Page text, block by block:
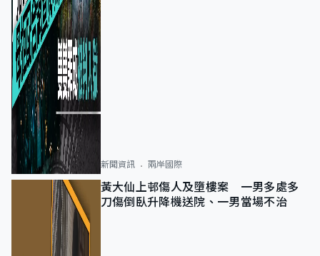
新聞資訊 兩岸國際
黃大仙上邨傷人及墮樓案 一男多處多
刀傷倒臥升降機送院、一男當場不治